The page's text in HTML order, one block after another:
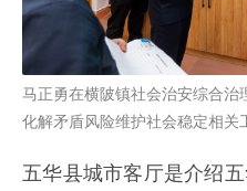
马正勇在横陂镇社会治安综合
化解矛盾风险维护社会稳定相关
五华县城市客厅是介绍